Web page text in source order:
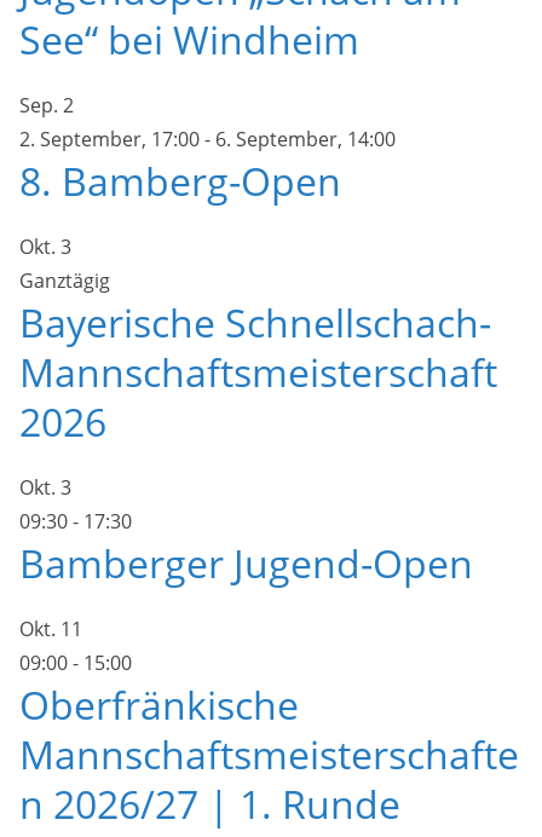
See“ bei Windheim
Sep. 2
2. September, 17:00- 6. September, 14:00
8. Bamberg-Open
Okt. 3
Ganztägig
Bayerische Schnellschach-
Mannschaftsmeisterschaft
2026
Okt. 3
09:30- 17:30
Bamberger Jugend-Open
Okt. 11
09:00- 15:00
Oberfränkische
Mannschaftsmeisterschafte
n 2026/27 | 1. Runde